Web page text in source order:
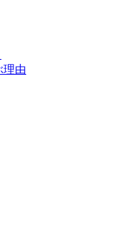
理由